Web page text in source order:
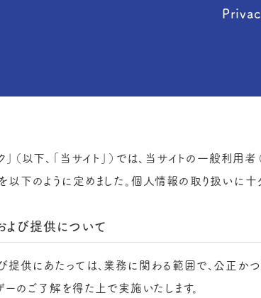
」（以下、「当サイト」）では、当サイトの一般利
下のように定めました。個人情報の取り扱いに十
び提供について
供にあたっては、業務に関わる範囲で、公正か
ーのご了解を得た上で実施いたします。